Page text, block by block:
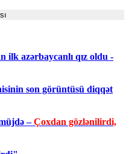
ilk azərbaycanlı qız oldu -
son görüntüsü diqqət
–Çoxdan gözlənilirdi,